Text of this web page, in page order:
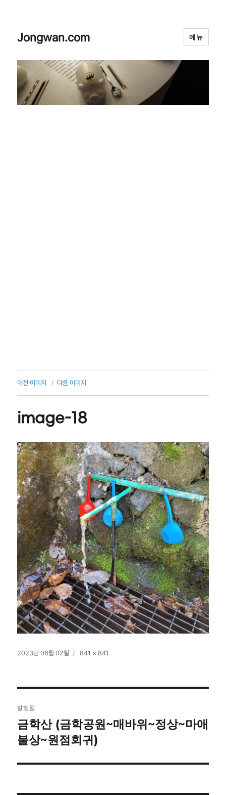
Jongwan.com 메뉴
이전 이미지 다음 이미지
image-18
작
2023년 06월 02일
전
841 × 841
탐
색
발행됨
금학산 (금학공원~매바위~정상~마애
불상~원점회귀)